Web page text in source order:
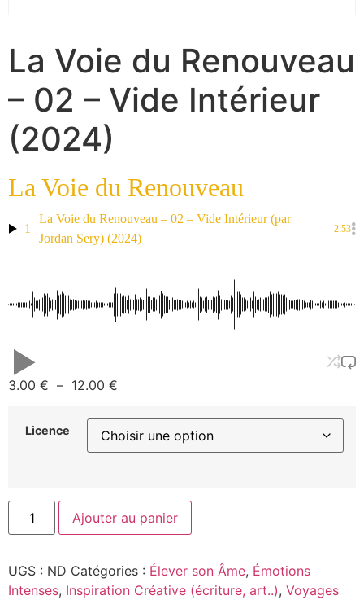
La Voie du Renouveau
– 02 – Vide Intérieur
(2024)
La Voie du Renouveau
1
La Voie du Renouveau – 02 – Vide Intérieur (par
Jordan Sery) (2024)
2:53
3.00 € – 12.00 €
Licence
Ajouter au panier
UGS : ND Catégories : Élever son Âme, Émotions
Intenses, Inspiration Créative (écriture, art..), Voyages